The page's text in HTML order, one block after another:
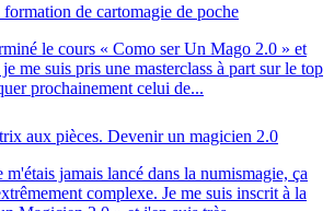
de cartomagie de poche
le cours « Como ser Un Mago 2.0 » et
me suis pris une masterclass à part sur le top
prochainement celui de...
aux pièces. Devenir un magicien 2.0
jamais lancé dans la numismagie, ça
complexe. Je me suis inscrit à la